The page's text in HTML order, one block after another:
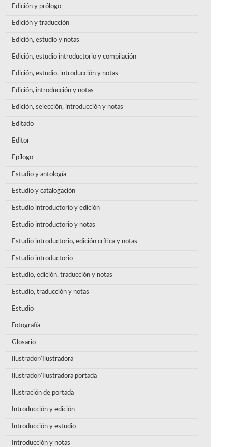
Edición y prólogo
Edición y traducción
Edición, estudio y notas
Edición, estudio introductorio y compilación
Edición, estudio, introducción y notas
Edición, introducción y notas
Edición, selección, introducción y notas
Editado
Editor
Epílogo
Estudio y antología
Estudio y catalogación
Estudio introductorio y edición
Estudio introductorio y notas
Estudio introductorio, edición crítica y notas
Estudio introductorio
Estudio, edición, traducción y notas
Estudio, traducción y notas
Estudio
Fotografía
Glosario
Ilustrador/Ilustradora
Ilustrador/Ilustradora portada
Ilustración de portada
Introducción y edición
Introducción y estudio
Introducción y notas